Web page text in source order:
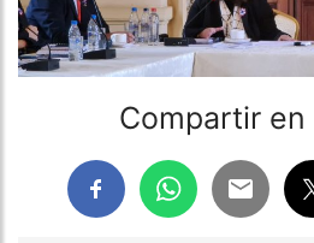
Compartir en